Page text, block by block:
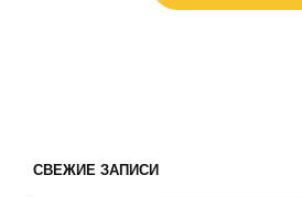
СВЕЖИЕ ЗАПИСИ